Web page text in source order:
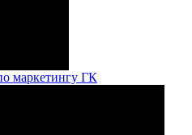
маркетингу ГК